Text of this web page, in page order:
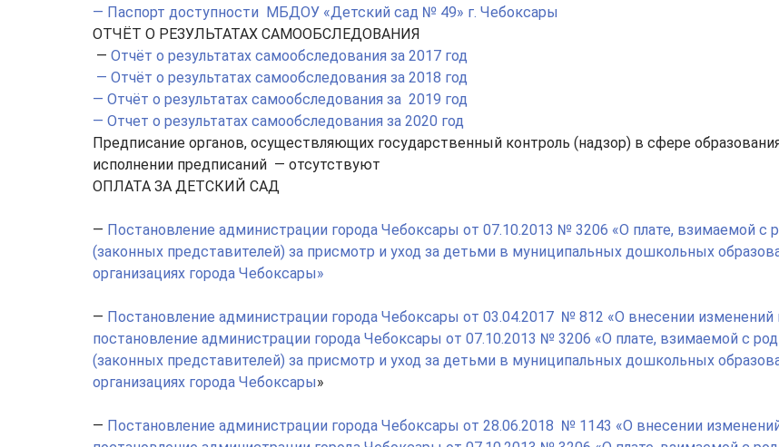
— Паспорт доступности МБДОУ «Детский сад № 49» г. Чебоксары
ОТЧЁТ О РЕЗУЛЬТАТАХ САМООБСЛЕДОВАНИЯ
— Отчёт о результатах самообследования за 2017 год
— Отчёт о результатах самообследования за 2018 год
— Отчёт о результатах самообследования за 2019 год
— Отчет о результатах самообследования за 2020 год
Предписание органов, осуществляющих государственный контроль (надзор) в сфере
исполнении предписаний — отсутствуют
ОПЛАТА ЗА ДЕТСКИЙ САД
— Постановление администрации города Чебоксары от 07.10.2013 № 3206 «О плате, взимаемой с
(законных представителей) за присмотр и уход за детьми в муниципальных дошкольных
организациях города Чебоксары»
— Постановление администрации города Чебоксары от 03.04.2017 № 812 «О внесении изменений
постановление администрации города Чебоксары от 07.10.2013 № 3206 «О плате, взимаемой с
(законных представителей) за присмотр и уход за детьми в муниципальных дошкольных
организациях города Чебоксары»
— Постановление администрации города Чебоксары от 28.06.2018 № 1143 «О внесении